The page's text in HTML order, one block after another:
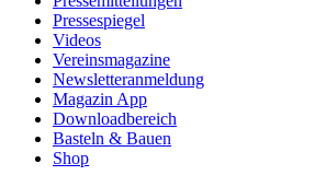
Pressespiegel
Videos
Vereinsmagazine
Newsletteranmeldung
Magazin App
Downloadbereich
Basteln & Bauen
Shop